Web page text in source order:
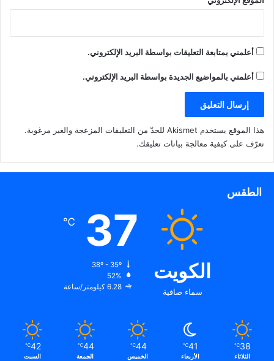
أعلمني بمتابعة التعليقات بواسطة البريد الإلكتروني.
أعلمني بالمواضيع الجديدة بواسطة البريد الإلكتروني.
هذا الموقع يستخدم Akismet للحدّ من التعليقات المزعجة والغير مرغوبة.
تعرّف على كيفية معالجة بيانات تعليقك.
الطقس
الكويت
سماء صافية
37
℃
52%
6.28 كيلومتر/ساعة
38
℃
الثلاثاء
41
℃
الأربعاء
44
℃
الخميس
44
℃
الجمعة
42
℃
السبت